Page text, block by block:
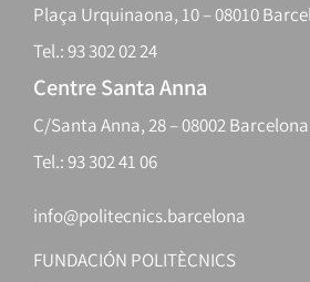
Plaça Urquinaona, 10 – 08010
Tel.: 93 302 02 24
Centre Santa Anna
C/Santa Anna, 28 – 08002 Barcelona
Tel.: 93 302 41 06
info@politecnics.barcelona
FUNDACIÓN POLITÈCNICS